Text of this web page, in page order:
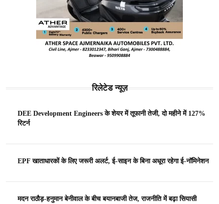
रिलेटेड न्यूज़
DEE Development Engineers के शेयर में तूफानी तेजी, दो महीने में 127%
रिटर्न
EPF खाताधारकों के लिए जरूरी अलर्ट, ई-साइन के बिना अधूरा रहेगा ई-नॉमिनेशन
मदन राठौड़-हनुमान बेनीवाल के बीच बयानबाजी तेज, राजनीति में बढ़ा सियासी